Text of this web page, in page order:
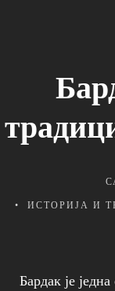
ИСТОРИЈА И
Бардак је